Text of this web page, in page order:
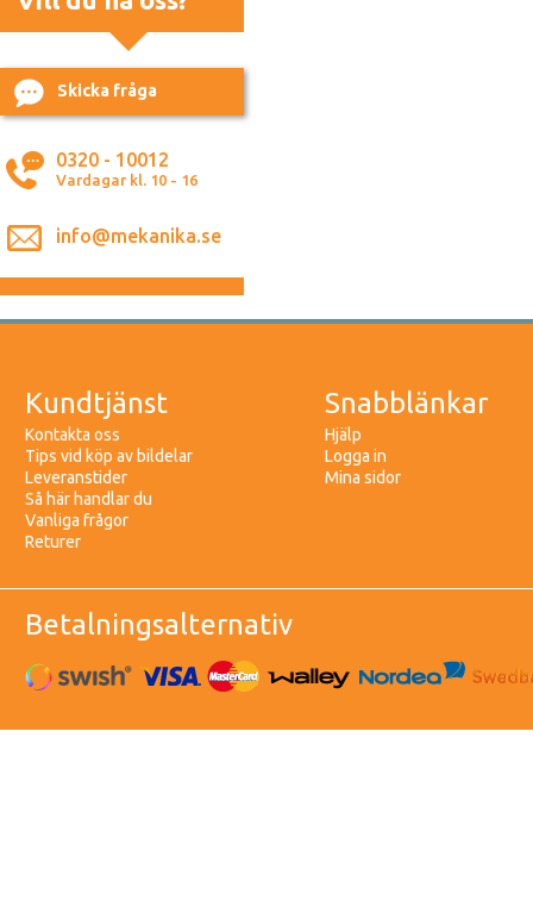
Skicka fråga
0320 - 10012
Vardagar kl. 10 - 16
info@mekanika.se
Kundtjänst
Kontakta oss
Tips vid köp av bildelar
Leveranstider
Så här handlar du
Vanliga frågor
Returer
Snabblänkar
Hjälp
Logga in
Mina sidor
Betalningsalternativ